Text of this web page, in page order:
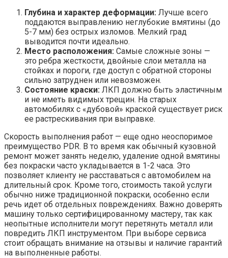
Глубина и характер деформации: Лучше всего
поддаются выправлению неглубокие вмятины (до
5-7 мм) без острых изломов. Мелкий град
выводится почти идеально.
Место расположения: Самые сложные зоны —
это ребра жесткости, двойные слои металла на
стойках и пороги, где доступ с обратной стороны
сильно затруднен или невозможен.
Состояние краски: ЛКП должно быть эластичным
и не иметь видимых трещин. На старых
автомобилях с «дубовой» краской существует риск
ее растрескивания при выправке.
Скорость выполнения работ — еще одно неоспоримое
преимущество PDR. В то время как обычный кузовной
ремонт может занять неделю, удаление одной вмятины
без покраски часто укладывается в 1-2 часа. Это
позволяет клиенту не расставаться с автомобилем на
длительный срок. Кроме того, стоимость такой услуги
обычно ниже традиционной покраски, особенно если
речь идет об отдельных повреждениях. Важно доверять
машину только сертифицированному мастеру, так как
неопытные исполнители могут перетянуть металл или
повредить ЛКП инструментом. При выборе сервиса
стоит обращать внимание на отзывы и наличие гарантий
на выполненные работы.